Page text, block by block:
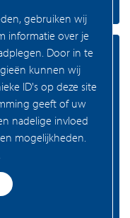
gebruiken wij
informatie over je
Door in te
kunnen wij
ID's op deze site
geeft of uw
nadelige invloed
mogelijkheden.